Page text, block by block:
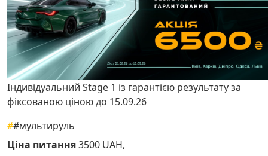
Індивідуальний Stage 1 із гарантією результату за
фіксованою ціною до 15.09.26
##мультируль
Ціна питання3500 UAH,